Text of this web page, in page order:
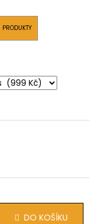
DO KOŠÍKU